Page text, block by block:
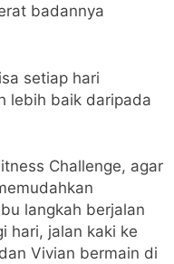
badannya
setiap hari
lebih baik daripada
Challenge, agar
langkah berjalan
hari, jalan kaki ke
Vivian bermain di